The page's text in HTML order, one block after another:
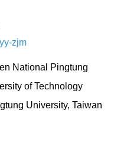
zjm
National Pingtung
of Technology
University, Taiwan